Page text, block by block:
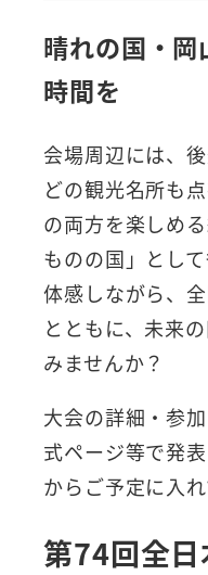
晴れの国・岡
時間を
会場周辺には、
どの観光名所も
の両方を楽しめ
ものの国」とし
体感しながら、
とともに、未来
みませんか？
大会の詳細・参
式ページ等で発
からご予定に入れ
第74回全